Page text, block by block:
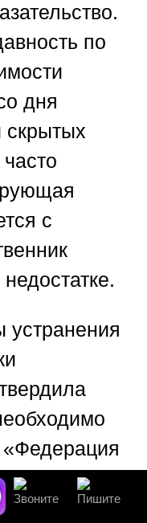
по
дня
скрытых
с
устранения
рекомендует
решения